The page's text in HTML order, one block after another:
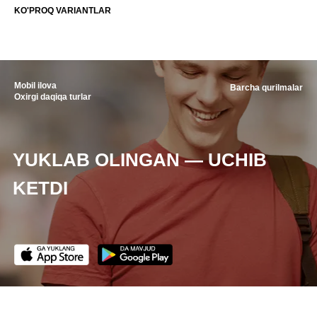
KO'PROQ VARIANTLAR
Mobil ilova
Oxirgi daqiqa turlar
YUKLAB OLINGAN — UCHIB
KETDI
Barcha qurilmalar